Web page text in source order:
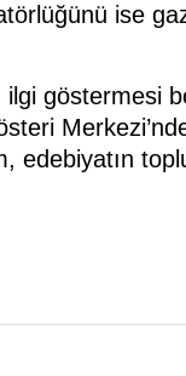
ise
ilgi göstermesi
edebiyatın